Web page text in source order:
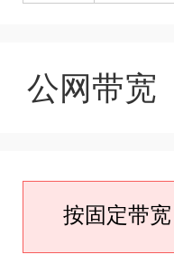
公网带宽
按固定带宽